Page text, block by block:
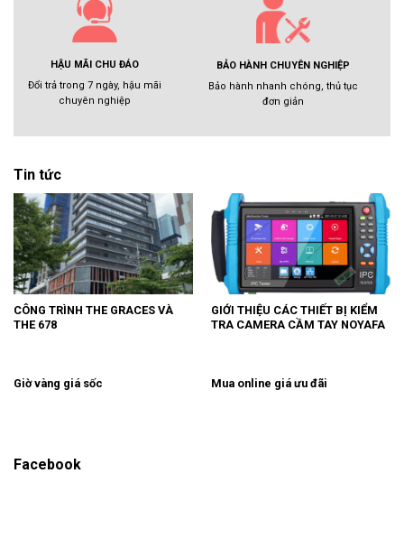
HẬU MÃI CHU ĐÁO
Đổi trả trong 7 ngày, hậu mãi
chuyên nghiệp
BẢO HÀNH CHUYÊN NGHIỆP
Bảo hành nhanh chóng, thủ tục
đơn giản
Tin tức
CÔNG TRÌNH THE GRACES VÀ
THE 678
GIỚI THIỆU CÁC THIẾT BỊ KIỂM
TRA CAMERA CẦM TAY NOYAFA
Giờ vàng giá sốc Mua online giá ưu đãi
Facebook